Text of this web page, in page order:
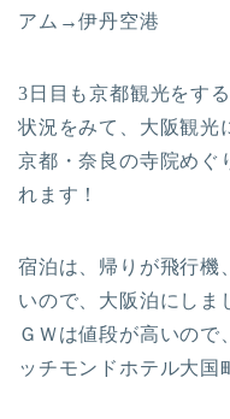
アム→伊丹空港
3日目も京都観光をす
状況をみて、大阪観光
京都・奈良の寺院めぐ
れます！
宿泊は、帰りが飛行機
いので、大阪泊にしま
ＧＷは値段が高いので
ッチモンドホテル大国